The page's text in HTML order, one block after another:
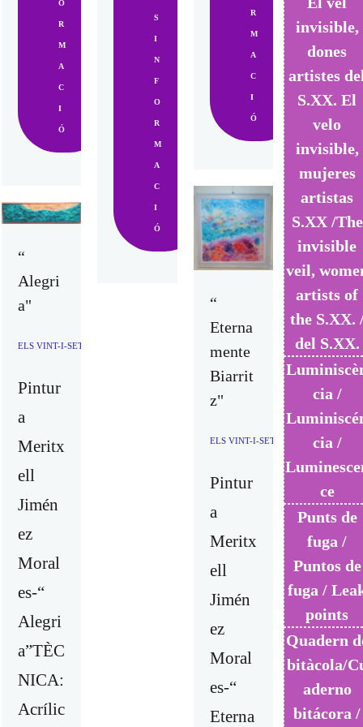
O
R
M
A
C
I
Ó
S
I
N
F
O
R
M
A
C
I
Ó
R
M
A
C
I
Ó
“
Eterna
mente
Biarrit
z"
ELS VINT-I-SET COLORS I UN VERS
Pintur
a
Meritx
ell
Jimén
ez
Moral
es-“
Eterna
“
Alegri
a"
ELS VINT-I-SET COLORS I UN VERS PERDUT / LOS VEINTISIETE COLORES Y UN
Pintur
a
Meritx
ell
Jimén
ez
Moral
es-“
Alegri
a”TÈC
NICA:
Acrílic
invisible,
dones
artistes
S.XX. El
velo
invisible,
mujeres
artistas
S.XX /The
invisible
veil,
artists of
the S.XX.
del S.XX.
cia /
cia /
ce
Punts de
fuga /
Puntos de
fuga /
points
Quadern
bitàcola/
aderno
bitácora /